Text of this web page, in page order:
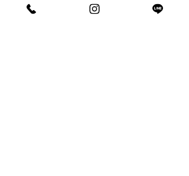
※明日木曜日は定休日となります。